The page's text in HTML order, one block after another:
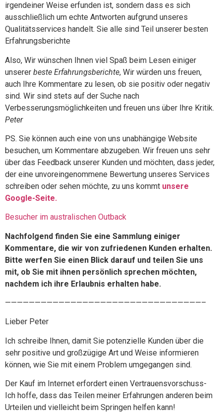
irgendeiner Weise erfunden ist, sondern dass es sich
ausschließlich um echte Antworten aufgrund unseres
Qualitätsservices handelt. Sie alle sind Teil unserer besten
Erfahrungsberichte
Also, Wir wünschen Ihnen viel Spaß beim Lesen einiger
unserer beste Erfahrungsberichte, Wir würden uns freuen,
auch Ihre Kommentare zu lesen, ob sie positiv oder negativ
sind. Wir sind stets auf der Suche nach
Verbesserungsmöglichkeiten und freuen uns über Ihre Kritik.
Peter
PS. Sie können auch eine von uns unabhängige Website
besuchen, um Kommentare abzugeben. Wir freuen uns sehr
über das Feedback unserer Kunden und möchten, dass jeder,
der eine unvoreingenommene Bewertung unseres Services
schreiben oder sehen möchte, zu uns kommt unsere
Google-Seite.
Besucher im australischen Outback
Nachfolgend finden Sie eine Sammlung einiger
Kommentare, die wir von zufriedenen Kunden erhalten.
Bitte werfen Sie einen Blick darauf und teilen Sie uns
mit, ob Sie mit ihnen persönlich sprechen möchten,
nachdem ich ihre Erlaubnis erhalten habe.
—————————————————————————————————–
Lieber Peter
Ich schreibe Ihnen, damit Sie potenzielle Kunden über die
sehr positive und großzügige Art und Weise informieren
können, wie Sie mit einem Problem umgegangen sind.
Der Kauf im Internet erfordert einen Vertrauensvorschuss-
Ich hoffe, dass das Teilen meiner Erfahrungen anderen beim
Urteilen und vielleicht beim Springen helfen kann!